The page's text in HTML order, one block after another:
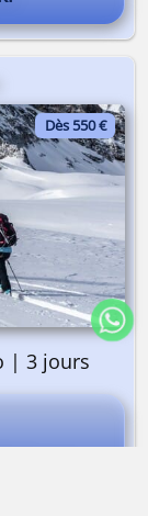
Dès 550 €
| 3 jours